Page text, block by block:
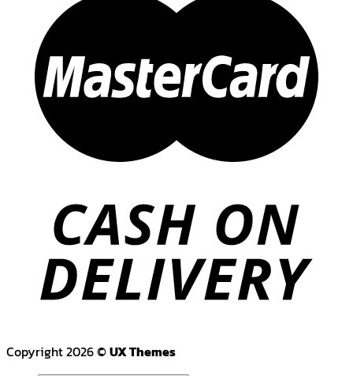
Copyright 2026 ©UX Themes